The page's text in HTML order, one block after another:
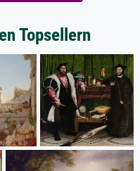
Topsellern